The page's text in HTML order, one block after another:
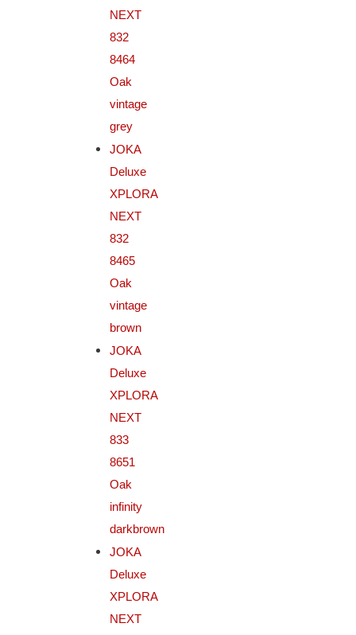
NEXT
832
8464
Oak
vintage
grey
JOKA
Deluxe
XPLORA
NEXT
832
8465
Oak
vintage
brown
JOKA
Deluxe
XPLORA
NEXT
833
8651
Oak
infinity
darkbrown
JOKA
Deluxe
XPLORA
NEXT